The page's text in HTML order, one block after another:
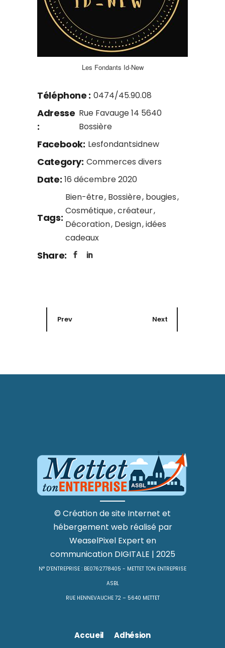
Les Fondants Id-New
Téléphone : 0474/45.90.08
Adresse
:
Rue Favauge 14 5640
Bossière
Facebook: Lesfondantsidnew
Category: Commerces divers
Date: 16 décembre 2020
Tags:
Bien-être Bossière bougies
Cosmétique créateur
Décoration Design idées
cadeaux
Share:
Prev Next
Accueil Adhésion
© Création de site Internet et
hébergement webréalisé par
WeaselPixel Expert en
communication DIGITALE | 2025
N° D’ENTREPRISE : BE0762778405 - METTET TON ENTREPRISE
ASBL
RUE HENNEVAUCHE 72 – 5640 METTET